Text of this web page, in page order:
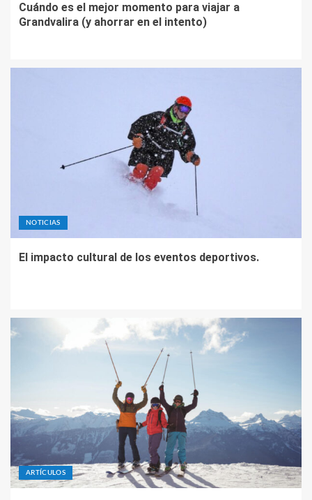
Cuándo es el mejor momento para viajar a
Grandvalira (y ahorrar en el intento)
NOTICIAS
El impacto cultural de los eventos deportivos.
ARTÍCULOS